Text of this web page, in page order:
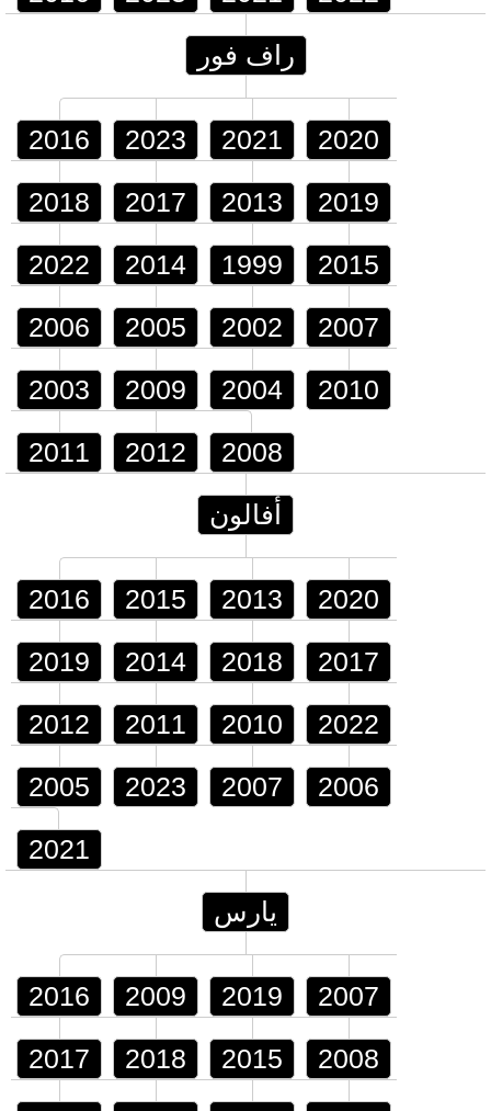
راف فور
2016 2023 2021 2020
2018 2017 2013 2019
2022 2014 1999 2015
2006 2005 2002 2007
2003 2009 2004 2010
2011 2012 2008
أفالون
2016 2015 2013 2020
2019 2014 2018 2017
2012 2011 2010 2022
2005 2023 2007 2006
2021
يارس
2016 2009 2019 2007
2017 2018 2015 2008